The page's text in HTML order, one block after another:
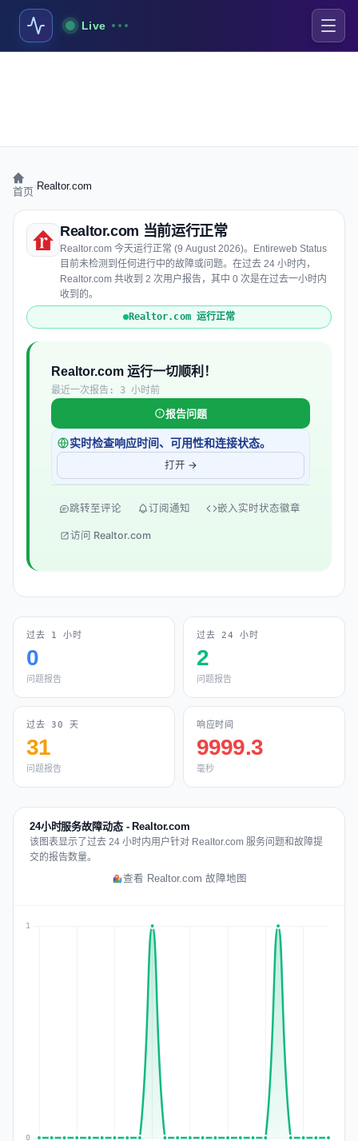
Live
首页 Realtor.com
Realtor.com 当前运行正常
Realtor.com 今天运行正常 (9 August 2026)。Entireweb Status
目前未检测到任何进行中的故障或问题。在过去 24 小时内，
Realtor.com 共收到 2 次用户报告，其中 0 次是在过去一小时内
收到的。
Realtor.com 运行正常
Realtor.com 运行一切顺利！
最近一次报告: 3 小时前
报告问题
实时检查响应时间、可用性和连接状态。
打开 →
跳转至评论 订阅通知 嵌入实时状态徽章
访问 Realtor.com
过去 1 小时
0
问题报告
过去 24 小时
2
问题报告
过去 30 天
31
问题报告
响应时间
9999.3
毫秒
24小时服务故障动态 - Realtor.com
该图表显示了过去 24 小时内用户针对 Realtor.com 服务问题和故障提
交的报告数量。
查看 Realtor.com 故障地图